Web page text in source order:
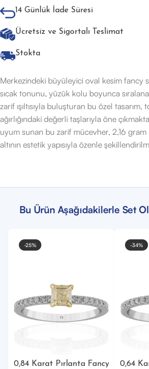
14 Günlük İade Süresi
Ücretsiz ve Sigortalı Teslimat
Stokta
Merkezindeki büyüleyici oval kesim fancy
sıcak tonunu, yüzük kolu boyunca
zarif ışıltısıyla buluşturan bu özel
ağırlığındaki değerli taşlarıyla öne
uyum sunan bu zarif mücevher, 2,16 gram
altının estetik yapısıyla özenle
Bu Ürün Aşağıdakilerle Set
-25%
0,84 Karat Pırlanta Fancy
-34%
0,64